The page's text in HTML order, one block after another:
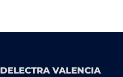
DELECTRA VALENCIA